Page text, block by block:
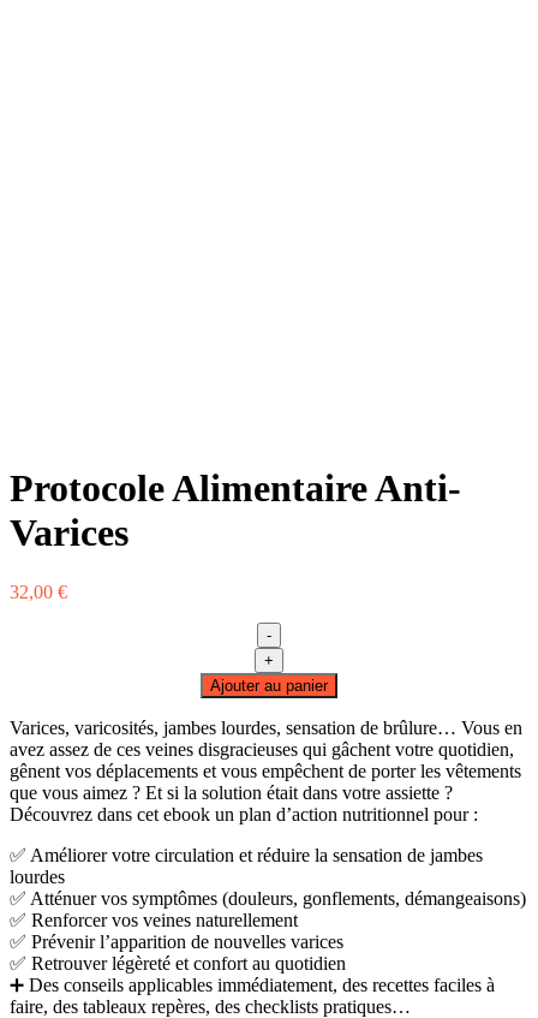
Protocole Alimentaire Anti-
Varices
32,00 €
-
quantité
de
Protocole
Alimentaire
Anti-
Varices
+
Ajouter au panier
Varices, varicosités, jambes lourdes, sensation de brûlure… Vous en
avez assez de ces veines disgracieuses qui gâchent votre quotidien,
gênent vos déplacements et vous empêchent de porter les vêtements
que vous aimez ? Et si la solution était dans votre assiette ?
Découvrez dans cet ebook un plan d’action nutritionnel pour :
✅ Améliorer votre circulation et réduire la sensation de jambes
lourdes
✅ Atténuer vos symptômes (douleurs, gonflements, démangeaisons)
✅ Renforcer vos veines naturellement
✅ Prévenir l’apparition de nouvelles varices
✅ Retrouver légèreté et confort au quotidien
➕ Des conseils applicables immédiatement, des recettes faciles à
faire, des tableaux repères, des checklists pratiques…